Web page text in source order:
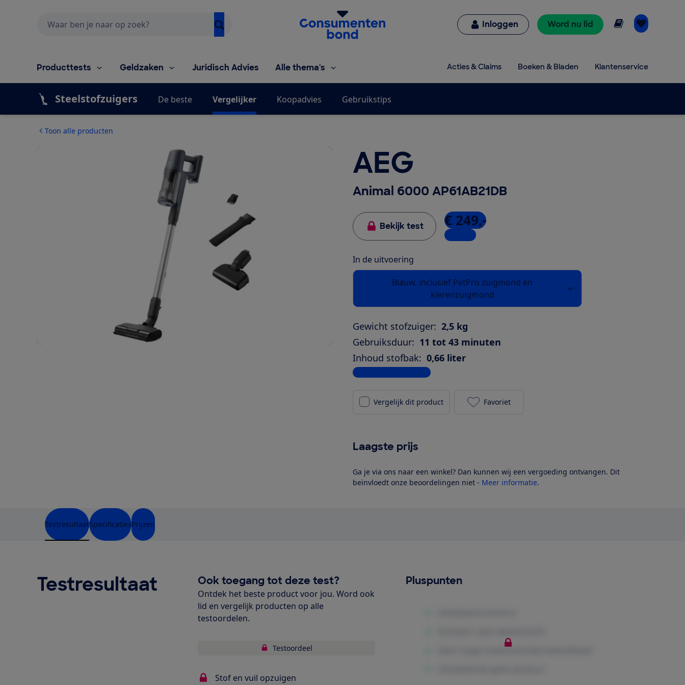
Homepage van de Consumentenbond
Inloggen Word nu lid Online lezen
Producttests Geldzaken Juridisch Advies Alle thema's Acties & Claims Boeken & Bladen Klantenservice
Steelstofzuigers De beste Vergelijker Koopadvies Gebruikstips
Toon alle producten
AEG
Animal 6000 AP61AB21DB
Bekijk test € 249,-
1 winkel
In de uitvoering
Blauw, inclusief PetPro zuigmond en
kierenzuigmond
Gewicht stofzuiger: 2,5 kg
Gebruiksduur: 11 tot 43 minuten
Inhoud stofbak: 0,66 liter
Bekijk alle specificaties
Vergelijk dit product AEG Animal 6000 AP61AB21DB toevoegen aan je
Favoriet
Laagste prijs
Ga je via ons naar een winkel? Dan kunnen wij een vergoeding ontvangen. Dit
beïnvloedt onze beoordelingen niet - Meer informatie.
TestresultaatSpecificatiesPrijzen
Testresultaat Ook toegang tot deze test?
Ontdek het beste product voor jou. Word ook
lid en vergelijk producten op alle
testoordelen.
Testoordeel
Stof en vuil opzuigen
Pluspunten